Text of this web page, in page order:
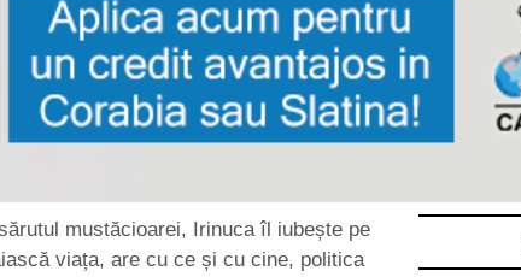
mustăcioarei, Irinuca îl iubește pe
viața, are cu ce și cu cine, politica